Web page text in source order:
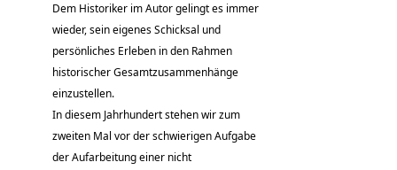
Dem Historiker im Autor gelingt es immer
wieder, sein eigenes Schicksal und
persönliches Erleben in den Rahmen
historischer Gesamtzusammenhänge
einzustellen.
In diesem Jahrhundert stehen wir zum
zweiten Mal vor der schwierigen Aufgabe
der Aufarbeitung einer nicht